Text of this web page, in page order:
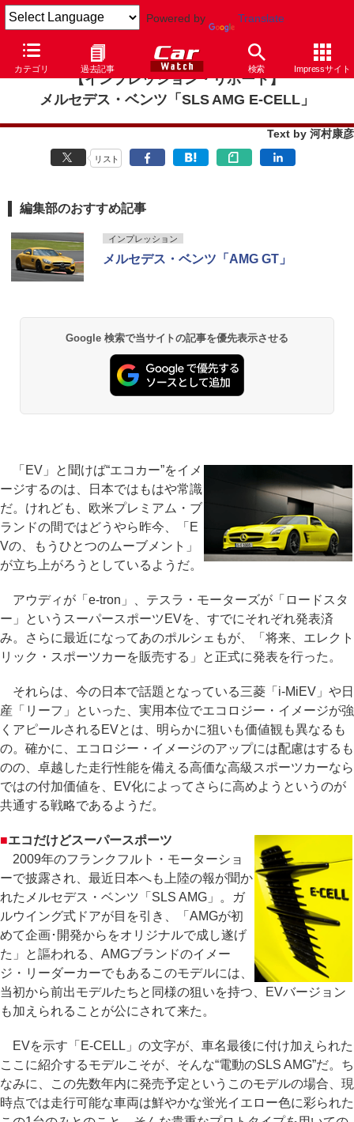
Powered by Translate
カテゴリ 過去記事 検索 Impressサイト
【インプレッション・リポート】
メルセデス・ベンツ「SLS AMG E-CELL」
Text by 河村康彦
リスト
編集部のおすすめ記事
インプレッション
メルセデス・ベンツ「AMG GT」
Google 検索で当サイトの記事を優先表示させる
「EV」と聞けば“エコカー”をイメ
ージするのは、日本ではもはや常識
だ。けれども、欧米プレミアム・ブ
ランドの間ではどうやら昨今、「E
Vの、もうひとつのムーブメント」
が立ち上がろうとしているようだ。
アウディが「e-tron」、テスラ・モーターズが「ロードスタ
ー」というスーパースポーツEVを、すでにそれぞれ発表済
み。さらに最近になってあのポルシェもが、「将来、エレクト
リック・スポーツカーを販売する」と正式に発表を行った。
それらは、今の日本で話題となっている三菱「i-MiEV」や日
産「リーフ」といった、実用本位でエコロジー・イメージが強
くアピールされるEVとは、明らかに狙いも価値観も異なるも
の。確かに、エコロジー・イメージのアップには配慮はするも
のの、卓越した走行性能を備える高価な高級スポーツカーなら
ではの付加価値を、EV化によってさらに高めようというのが
共通する戦略であるようだ。
■エコだけどスーパースポーツ
2009年のフランクフルト・モーターショ
ーで披露され、最近日本へも上陸の報が聞か
れたメルセデス・ベンツ「SLS AMG」。ガ
ルウイング式ドアが目を引き、「AMGが初
めて企画･開発からをオリジナルで成し遂げ
た」と謳われる、AMGブランドのイメー
ジ・リーダーカーでもあるこのモデルには、
当初から前出モデルたちと同様の狙いを持つ、EVバージョン
も加えられることが公にされて来た。
EVを示す「E-CELL」の文字が、車名最後に付け加えられた
ここに紹介するモデルこそが、そんな“電動のSLS AMG”だ。ち
なみに、この先数年内に発売予定というこのモデルの場合、現
時点では走行可能な車両は鮮やかな蛍光イエロー色に彩られた